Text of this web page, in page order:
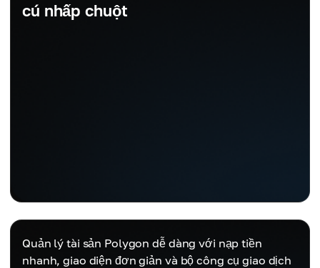
cú nhấp chuột
Quản lý tài sản Polygon dễ dàng với nạp tiền
nhanh, giao diện đơn giản và bộ công cụ giao dịch